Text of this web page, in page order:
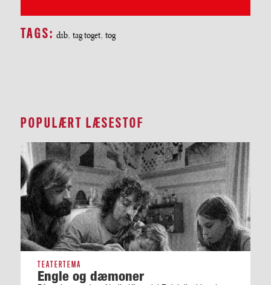
TAGS: dsb, tag toget, tog
POPULÆRT LÆSESTOF
TEATERTEMA
Engle og dæmoner